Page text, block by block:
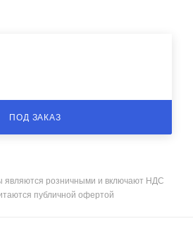
ПОД ЗАКАЗ
являются розничными и включают НДС
публичной офертой